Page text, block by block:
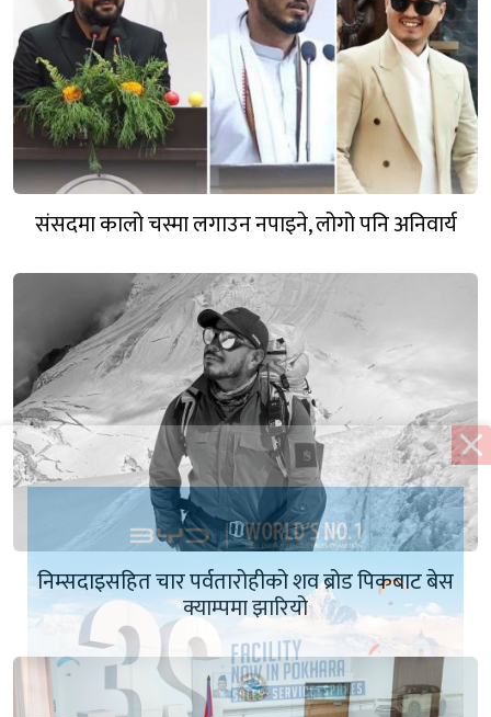
संसदमा कालो चस्मा लगाउन नपाइने, लोगो पनि अनिवार्य
निम्सदाइसहित चार पर्वतारोहीको शव ब्रोड पिकबाट बेस
क्याम्पमा झारियो